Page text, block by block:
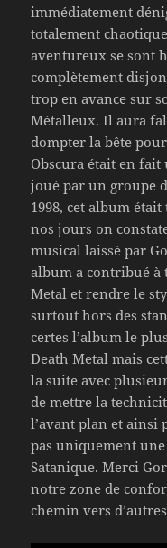
immédiatement
totalement
aventureux se sont
complètement
trop en avance sur
Métalleux. Il aura
dompter la bête
Obscura était en
joué par un groupe
1998, cet album
nos jours on
musical laissé par
album a contribué à
Metal et rendre le
surtout hors des
certes l’album le
Death Metal mais
la suite avec
de mettre la
l’avant plan et ainsi
pas uniquement
Satanique. Merci
notre zone de
chemin vers